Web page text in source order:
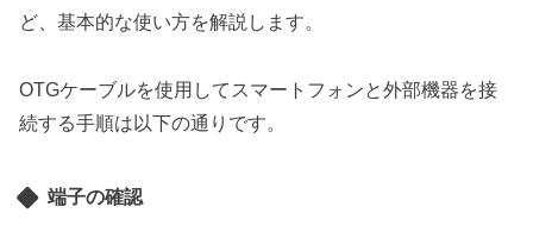
ど、基本的な使い方を解説します。
OTGケーブルを使用してスマートフォンと外部機器を接
続する手順は以下の通りです。
端子の確認